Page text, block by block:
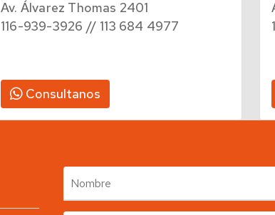
Av. Álvarez Thomas 2401
116-939-3926 // 113 684 4977
Consultanos